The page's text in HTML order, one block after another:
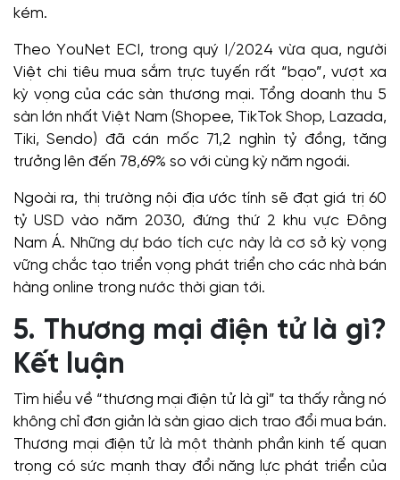
kém.
Theo YouNet ECI, trong quý I/2024 vừa qua, người
Việt chi tiêu mua sắm trực tuyến rất “bạo”, vượt xa
kỳ vọng của các sàn thương mại. Tổng doanh thu 5
sàn lớn nhất Việt Nam (Shopee, TikTok Shop, Lazada,
Tiki, Sendo) đã cán mốc 71,2 nghìn tỷ đồng, tăng
trưởng lên đến 78,69% so với cùng kỳ năm ngoái.
Ngoài ra, thị trường nội địa ước tính sẽ đạt giá trị 60
tỷ USD vào năm 2030, đứng thứ 2 khu vực Đông
Nam Á. Những dự báo tích cực này là cơ sở kỳ vọng
vững chắc tạo triển vọng phát triển cho các nhà bán
hàng online trong nước thời gian tới.
5. Thương mại điện tử là gì?
Kết luận
Tìm hiểu về “thương mại điện tử là gì” ta thấy rằng nó
không chỉ đơn giản là sàn giao dịch trao đổi mua bán.
Thương mại điện tử là một thành phần kinh tế quan
trọng có sức mạnh thay đổi năng lực phát triển của